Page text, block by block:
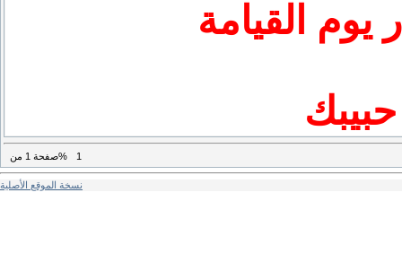
يوم القيامة
صفحة 1 من% 1
نسخة الموقع الأصلية